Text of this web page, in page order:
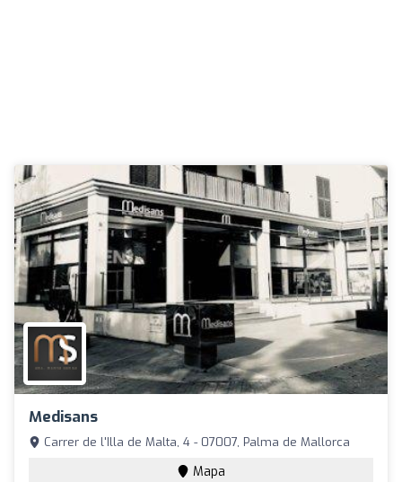
Medisans
Carrer de l'Illa de Malta, 4 - 07007, Palma de Mallorca
Mapa